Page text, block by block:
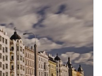
vila), progettata per il
sono
che ancora oggi
del patrimonio culturale